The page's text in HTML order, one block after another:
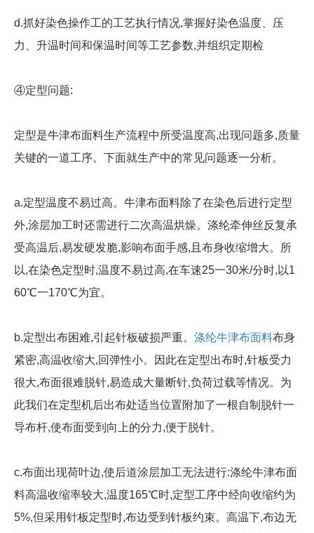
d.抓好染色操作工的工艺执行情况,掌握好染色温度、压
力、升温时间和保温时间等工艺参数,并组织定期检
④定型问题:
定型是牛津布面料生产流程中所受温度高,出现问题多,质量
关键的一道工序。下面就生产中的常见问题逐一分析。
a.定型温度不易过高。牛津布面料除了在染色后进行定型
外,涂层加工时还需进行二次高温烘燥。涤纶牵伸丝反复承
受高温后,易发硬发脆,影响布面手感,且布身收缩增大。所
以,在染色定型时,温度不易过高,在车速25一30米/分时,以1
60℃一170℃为宜。
b.定型出布困难,引起针板破损严重。 涤纶牛津布面料布身
紧密,高温收缩大,回弹性小。因此在定型出布时,针板受力
很大,布面很难脱针,易造成大量断针,负荷过载等情况。为
此我们在定型机后出布处适当位置附加了一根自制脱针一
导布杆,使布面受到向上的分力,便于脱针。
c.布面出现荷叶边,使后道涂层加工无法进行:涤纶牛津布面
料高温收缩率较大,温度165℃时,定型工序中经向收缩约为
5%,但采用针板定型时,布边受到针板约束。高温下,布边无